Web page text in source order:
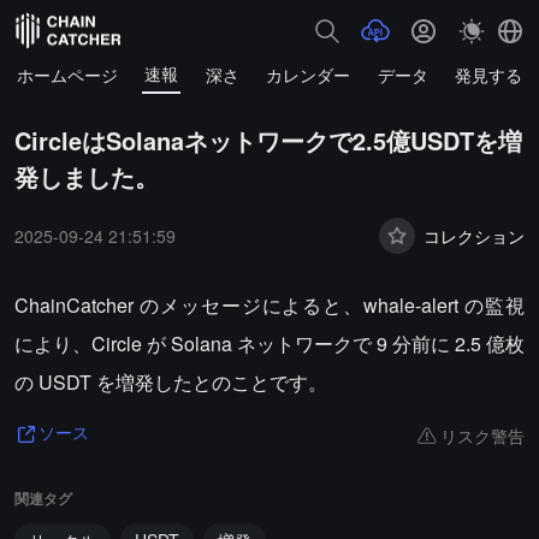
ホームページ 速報 深さ カレンダー データ 発見する
CircleはSolanaネットワークで2.5億USDTを増
発しました。
2025-09-24 21:51:59 コレクション
ChainCatcher のメッセージによると、whale-alert の監視
により、Circle が Solana ネットワークで 9 分前に 2.5 億枚
の USDT を増発したとのことです。
ソース リスク警告
関連タグ